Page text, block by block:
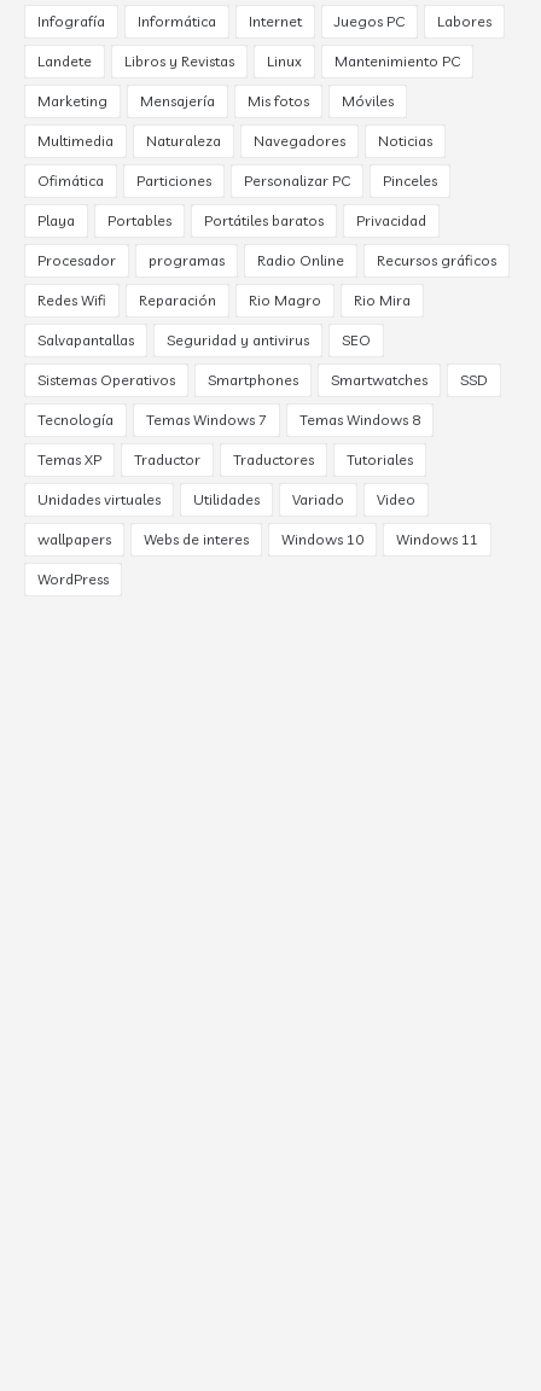
Infografía Informática Internet Juegos PC Labores
Landete Libros y Revistas Linux Mantenimiento PC
Marketing Mensajería Mis fotos Móviles
Multimedia Naturaleza Navegadores Noticias
Ofimática Particiones Personalizar PC Pinceles
Playa Portables Portátiles baratos Privacidad
Procesador programas Radio Online Recursos gráficos
Redes Wifi Reparación Rio Magro Rio Mira
Salvapantallas Seguridad y antivirus SEO
Sistemas Operativos Smartphones Smartwatches SSD
Tecnología Temas Windows 7 Temas Windows 8
Temas XP Traductor Traductores Tutoriales
Unidades virtuales Utilidades Variado Video
wallpapers Webs de interes Windows 10 Windows 11
WordPress